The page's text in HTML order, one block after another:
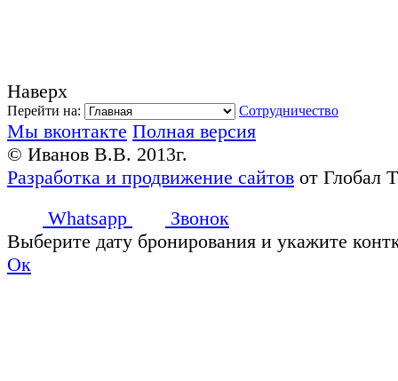
Наверх
Перейти на: Сотрудничество
Мы вконтакте Полная версия
© Иванов В.В. 2013г.
Разработка и продвижение сайтов от Глобал
Whatsapp
Звонок
Выберите дату бронирования и укажите
Ок